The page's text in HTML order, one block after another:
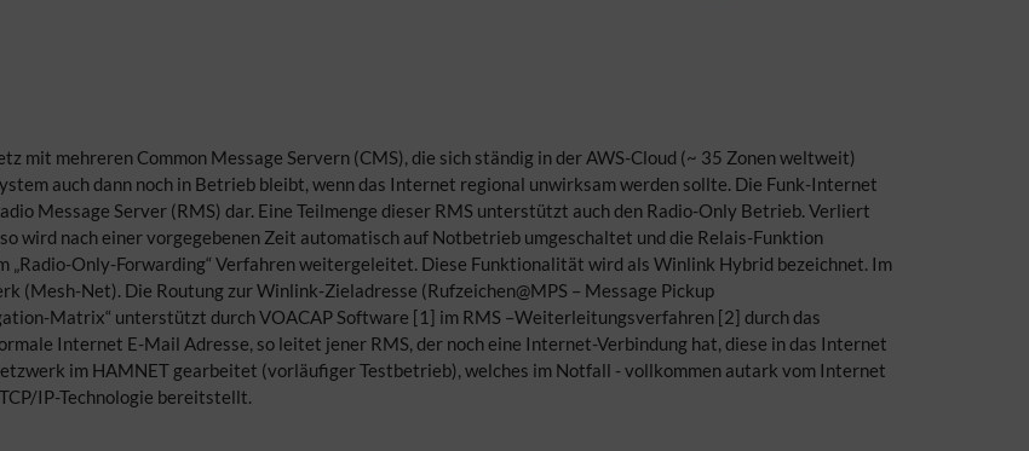
mit mehreren Common Message Servern (CMS), die sich ständig in der AWS-Cloud (~ 35 Zonen weltweit)
auch dann noch in Betrieb bleibt, wenn das Internet regional unwirksam werden sollte. Die Funk-Internet
Message Server (RMS) dar. Eine Teilmenge dieser RMS unterstützt auch den Radio-Only Betrieb. Verliert
wird nach einer vorgegebenen Zeit automatisch auf Notbetrieb umgeschaltet und die Relais-Funktion
„Radio-Only-Forwarding“ Verfahren weitergeleitet. Diese Funktionalität wird als Winlink Hybrid bezeichnet. Im
(Mesh-Net). Die Routung zur Winlink-Zieladresse (Rufzeichen@MPS – Message Pickup
Matrix“ unterstützt durch VOACAP Software [1] im RMS –Weiterleitungsverfahren [2] durch das
Internet E-Mail Adresse, so leitet jener RMS, der noch eine Internet-Verbindung hat, diese in das Internet
im HAMNET gearbeitet (vorläufiger Testbetrieb), welches im Notfall - vollkommen autark vom Internet
IP-Technologie bereitstellt.